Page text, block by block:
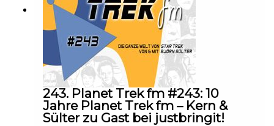
243. Planet Trek fm #243: 10
Jahre Planet Trek fm – Kern &
Sülter zu Gast bei justbringit!